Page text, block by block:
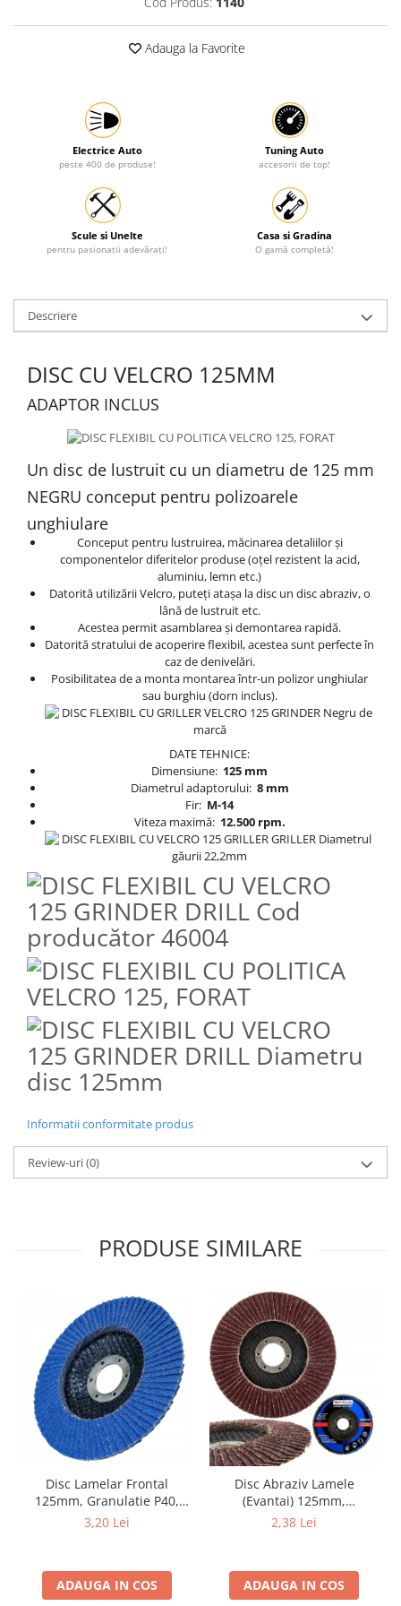
Protectia muncii
Suport auto
Suport motocicleta
Surubelnite
Tunuri de caldura si aeroteme
Utilaje constructie
Adauga la Favorite
Electrice Auto
peste 400 de produse!
Tuning Auto
accesorii de top!
Scule si Unelte
pentru pasionații adevărați!
Casa si Gradina
O gamă completă!
Descriere
DISC CU VELCRO 125MM
ADAPTOR INCLUS
Un disc de lustruit cu un diametru de 125 mm
NEGRU conceput pentru polizoarele
unghiulare
Conceput pentru lustruirea, măcinarea detaliilor și
componentelor diferitelor produse (oțel rezistent la acid,
aluminiu, lemn etc.)
Datorită utilizării Velcro, puteți atașa la disc un disc abraziv, o
lână de lustruit etc.
Acestea permit asamblarea și demontarea rapidă.
Datorită stratului de acoperire flexibil, acestea sunt perfecte în
caz de denivelări.
Posibilitatea de a monta montarea într-un polizor unghiular
sau burghiu (dorn inclus).
DATE TEHNICE:
Dimensiune: 125 mm
Diametrul adaptorului: 8 mm
Fir: M-14
Viteza maximă: 12.500 rpm.
Informatii conformitate produs
Review-uri(0)
PRODUSE SIMILARE
Disc Lamelar Frontal
125mm, Granulatie P40,
Abraziv Premium din
13300 RPM, pentru Slefuire
Otel, Inox, Lemn si Metal,
3,20 Lei
ADAUGA IN COS
Disc Abraziv Lamele
(Evantai) 125mm,
Granulație , pentru Metal și
2,38 Lei
ADAUGA IN COS